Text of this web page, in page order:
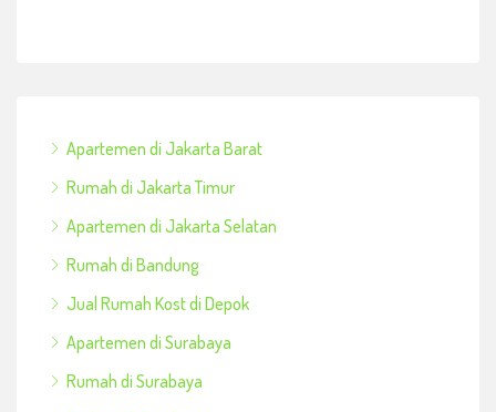
Apartemen di Jakarta Barat
Rumah di Jakarta Timur
Apartemen di Jakarta Selatan
Rumah di Bandung
Jual Rumah Kost di Depok
Apartemen di Surabaya
Rumah di Surabaya